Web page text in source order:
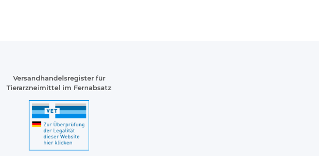
Versandhandelsregister für
Tierarzneimittel im Fernabsatz